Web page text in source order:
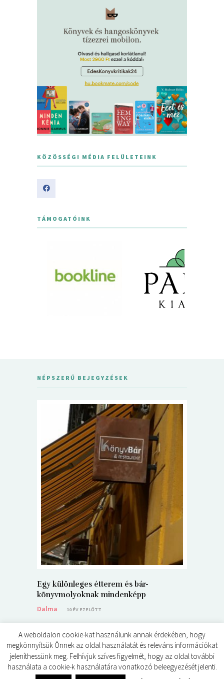
KÖZÖSSÉGI MÉDIA FELÜLETEINK
TÁMOGATÓINK
NÉPSZERŰ BEJEGYZÉSEK
Egy különleges étterem és bár-
könyvmolyoknak mindenképp
Dalma
10 ÉV EZELŐTT
© ÉDES KIS KÖNYVKRITIKÁK 2024
A weboldalon cookie-kat használunk annak érdekében, hogy
megkönnyítsük Önnek az oldal használatát és releváns információkat
jeleníthessünk meg. Felhívjuk szíves figyelmét, hogy az oldal további
használata a cookie-k használatára vonatkozó beleegyezését jelenti.